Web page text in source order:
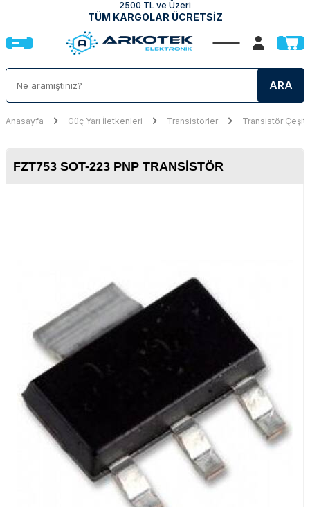
2500 TL ve Üzeri
TÜM KARGOLAR ÜCRETSİZ
ARA
Anasayfa Güç Yarı İletkenleri Transistörler Transistör
FZT753 SOT-223 PNP TRANSISTÖR